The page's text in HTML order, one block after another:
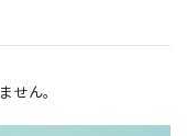
せん。